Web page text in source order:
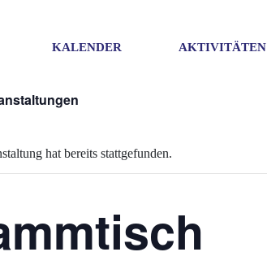
KALENDER AKTIVITÄTEN
hat bereits stattgefunden.